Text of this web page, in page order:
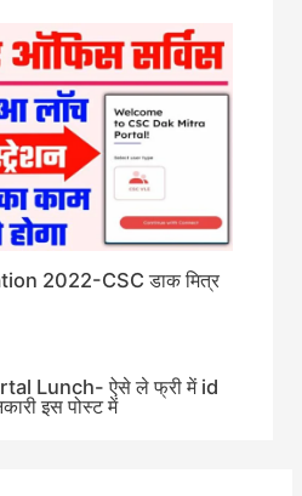
2022-CSC डाक मित्र
Lunch- ऐसे ले फ्री में id
इस पोस्ट में